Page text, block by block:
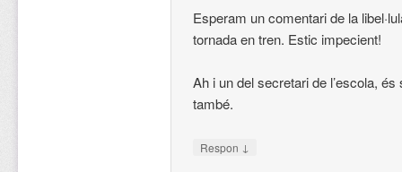
Esperam un comentari de la
tornada en tren. Estic impecient!
Ah i un del secretari de l’escola,
també.
Respon ↓